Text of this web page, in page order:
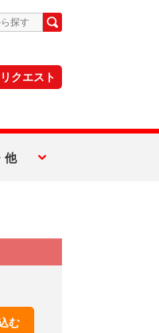
クエスト
他
む